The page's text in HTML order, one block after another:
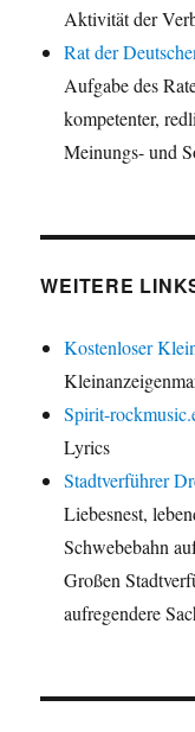
Aktivität der
Rat der
Aufgabe des
kompetenter,
Meinungs- und
WEITERE
Kostenloser
Spirit-
Lyrics
Stadtverführer
Liebesnest,
Schwebebahn
Großen
aufregendere